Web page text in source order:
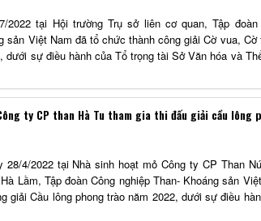
2022 tại Hội trường Trụ sở liên cơ quan, Tập đoàn
sản Việt Nam đã tổ chức thành công giải Cờ vua, Cờ
dưới sự điều hành của Tổ trọng tài Sở Văn hóa và
ty CP than Hà Tu tham gia thi đấu giải cầu lông
28/4/2022 tại Nhà sinh hoạt mỏ Công ty CP Than
Lầm, Tập đoàn Công nghiệp Than- Khoáng sản
giải Cầu lông phong trào năm 2022, dưới sự điều